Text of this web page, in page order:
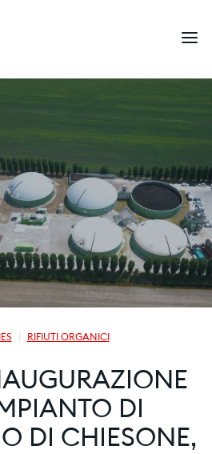
RIFIUTI ORGANICI
DI
DI CHIESONE,